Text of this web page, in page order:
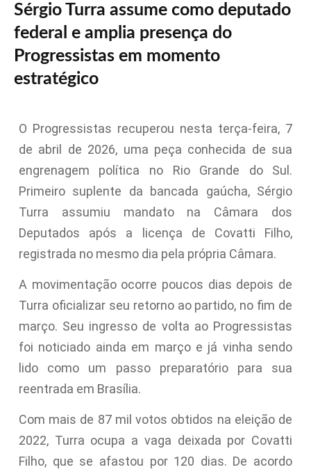
Sérgio Turra assume como deputado
federal e amplia presença do
Progressistas em momento
estratégico
O Progressistas recuperou nesta terça-feira, 7
de abril de 2026, uma peça conhecida de sua
engrenagem política no Rio Grande do Sul.
Primeiro suplente da bancada gaúcha, Sérgio
Turra assumiu mandato na Câmara dos
Deputados após a licença de Covatti Filho,
registrada no mesmo dia pela própria Câmara.
A movimentação ocorre poucos dias depois de
Turra oficializar seu retorno ao partido, no fim de
março. Seu ingresso de volta ao Progressistas
foi noticiado ainda em março e já vinha sendo
lido como um passo preparatório para sua
reentrada em Brasília.
Com mais de 87 mil votos obtidos na eleição de
2022, Turra ocupa a vaga deixada por Covatti
Filho, que se afastou por 120 dias. De acordo